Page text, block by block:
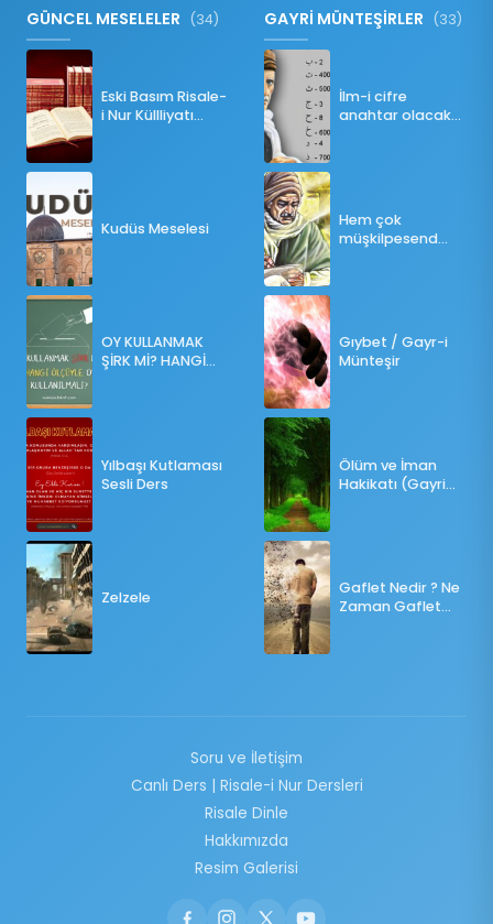
GÜNCEL MESELELER (34)
Eski Basım Risale-
i Nur Küllliyatı
Kudüs Meselesi
OY KULLANMAK
ŞİRK Mİ? HANGİ
Yılbaşı Kutlaması
Sesli Ders
Zelzele
GAYRİ MÜNTEŞİRLER (33)
İlm-i cifre
anahtar olacak
Hem çok
müşkilpesend
Gıybet / Gayr-i
Münteşir
Ölüm ve İman
Hakikatı (Gayri
Gaflet Nedir ? Ne
Zaman Gaflet
Soru ve İletişim
Canlı Ders | Risale-i Nur Dersleri
Risale Dinle
Hakkımızda
Resim Galerisi